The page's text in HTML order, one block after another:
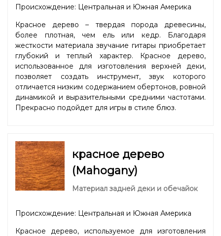
Происхождение: Центральная и Южная Америка
Красное дерево – твердая порода древесины,
более плотная, чем ель или кедр. Благодаря
жесткости материала звучание гитары приобретает
глубокий и теплый характер. Красное дерево,
использованное для изготовления верхней деки,
позволяет создать инструмент, звук которого
отличается низким содержанием обертонов, ровной
динамикой и выразительными средними частотами.
Прекрасно подойдет для игры в стиле блюз.
красное дерево
(Mahogany)
Материал задней деки и обечайок
Происхождение: Центральная и Южная Америка
Красное дерево, используемое для изготовления